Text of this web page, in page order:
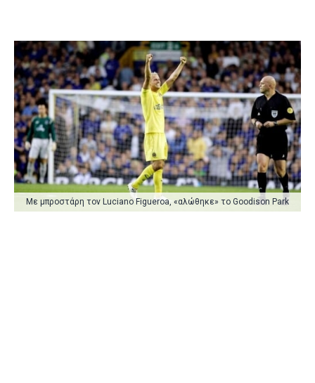
Με μπροστάρη τον Luciano Figueroa, «αλώθηκε» το Goodison Park